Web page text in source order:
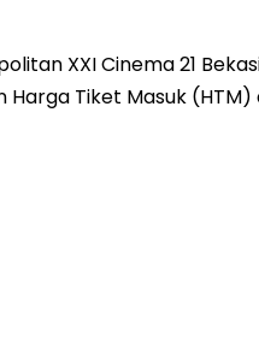
XXI Cinema 21
Tiket Masuk